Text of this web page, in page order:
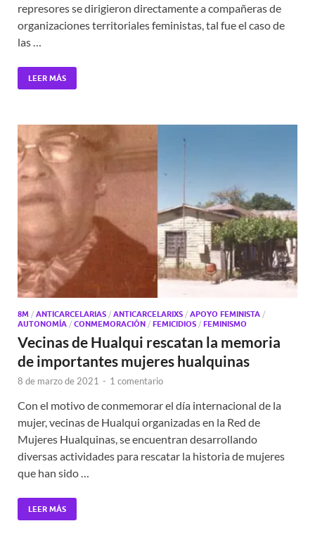
represores se dirigieron directamente a compañeras de
organizaciones territoriales feministas, tal fue el caso de
las …
LEER MÁS
8M / ANTICARCELARIAS / ANTICARCELARIXS / APOYO FEMINISTA /
AUTONOMÍA / CONMEMORACIÓN / FEMICIDIOS / FEMINISMO
Vecinas de Hualqui rescatan la memoria
de importantes mujeres hualquinas
8 de marzo de 2021 - 1 comentario
Con el motivo de conmemorar el día internacional de la
mujer, vecinas de Hualqui organizadas en la Red de
Mujeres Hualquinas, se encuentran desarrollando
diversas actividades para rescatar la historia de mujeres
que han sido …
LEER MÁS